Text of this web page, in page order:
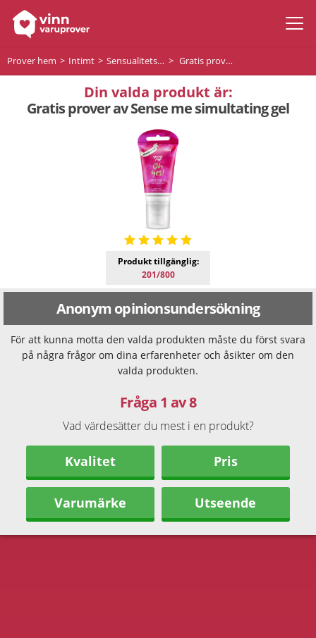
Prover hem Intimt Sensualitetsprodukter Gratis prover av Sense me simultating gel
Din valda produkt är:
Gratis prover av Sense me simultating gel
Produkt tillgänglig:
201/800
Anonym opinionsundersökning
För att kunna motta den valda produkten måste du först svara
på några frågor om dina erfarenheter och åsikter om den
valda produkten.
Fråga 1 av 8
Vad värdesätter du mest i en produkt?
Kvalitet Pris
Varumärke Utseende